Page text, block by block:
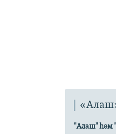
"Алаш" һәм